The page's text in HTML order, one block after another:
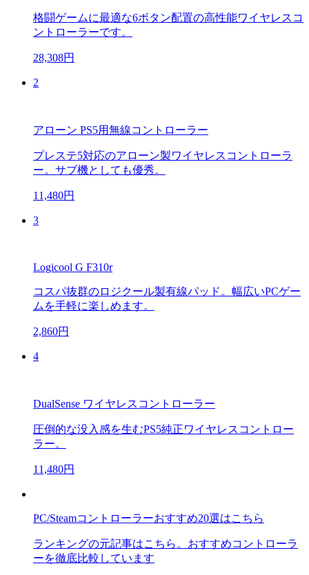
格闘ゲームに最適な6ボタン配置の高性能ワイヤレスコ
ントローラーです。
28,308円
2
アローン PS5用無線コントローラー
プレステ5対応のアローン製ワイヤレスコントローラ
ー。サブ機としても優秀。
11,480円
3
Logicool G F310r
コスパ抜群のロジクール製有線パッド。幅広いPCゲー
ムを手軽に楽しめます。
2,860円
4
DualSense ワイヤレスコントローラー
圧倒的な没入感を生むPS5純正ワイヤレスコントロー
ラー。
11,480円
PC/Steamコントローラーおすすめ20選はこちら
ランキングの元記事はこちら。おすすめコントローラ
ーを徹底比較しています